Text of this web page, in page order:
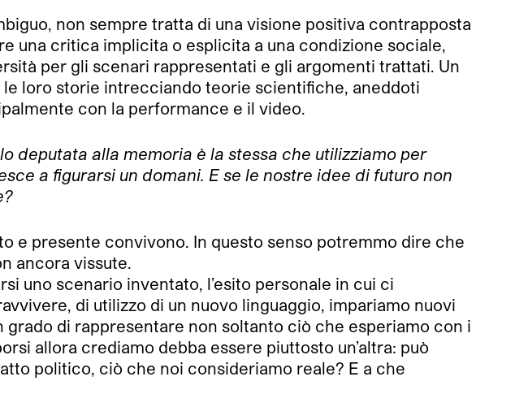
non sempre tratta di una visione positiva contrapposta
una critica implicita o esplicita a una condizione sociale,
per gli scenari rappresentati e gli argomenti trattati. Un
loro storie intrecciando teorie scientifiche, aneddoti
con la performance e il video.
deputata alla memoria è la stessa che utilizziamo per
a figurarsi un domani. E se le nostre idee di futuro non
e presente convivono. In questo senso potremmo dire che
ancora vissute.
uno scenario inventato, l’esito personale in cui ci
di utilizzo di un nuovo linguaggio, impariamo nuovi
grado di rappresentare non soltanto ciò che esperiamo con i
allora crediamo debba essere piuttosto un’altra: può
politico, ciò che noi consideriamo reale? E a che